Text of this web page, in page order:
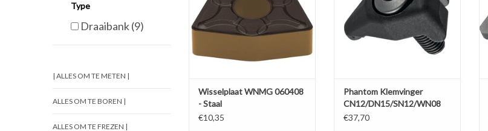
Type
Draaibank(9)
| ALLES OM TE METEN |
ALLES OM TE BOREN |
ALLES OM TE FREZEN |
Wisselplaat WNMG 060408
- Staal
€10,35
Phantom Klemvinger
CN12/DN15/SN12/WN08
€37,70